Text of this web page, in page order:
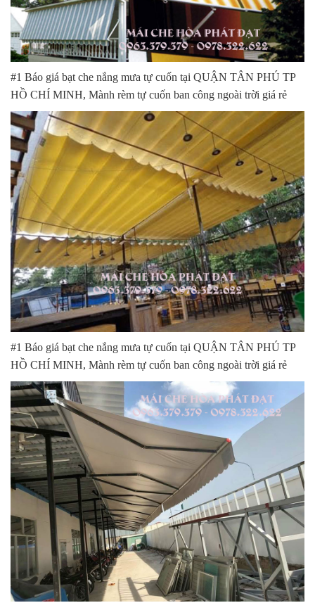
#1 Báo giá bạt che nắng mưa tự cuốn tại QUẬN TÂN PHÚ TP
HỒ CHÍ MINH, Mành rèm tự cuốn ban công ngoài trời giá rẻ
#1 Báo giá bạt che nắng mưa tự cuốn tại QUẬN TÂN PHÚ TP
HỒ CHÍ MINH, Mành rèm tự cuốn ban công ngoài trời giá rẻ